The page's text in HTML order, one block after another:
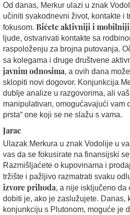
Od danas, Merkur ulazi u znak
učiniti svakodnevni život, kontakte i
fokusom. Bićete aktivniji i mobilniji
ljude, ostvarivati kontakte sa
raspoloženju za brojna putovanja.
sa kolegama i druge društvene
javnim odnosima, a ovih dana
sklopiti novi dogovor. Konjunkcija
dublje analize u razgovorima, ali
manipulativan, omogućavajući vam
prsta“ one koji se ne slažu s vama.
Jarac
Ulazak Merkura u znak Vodolije u
vas da se fokusirate na finansijski
Razmišljaćete o kupovinama i
tržište i pažljivo razmatrati svaku
izvore prihoda, a nije isključeno da
dobiti je, ako je zaslužujete. Danas,
konjunkciju s Plutonom, moguće je